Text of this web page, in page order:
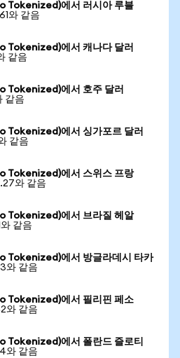
Tokenized)에서 러시아 루블
와 같음
에서 캐나다 달러
같음
에서 호주 달러
같음
에서 싱가포르 달러
같음
에서 스위스 프랑
와 같음
에서 브라질 헤알
와 같음
에서 방글라데시 타카
와 같음
에서 필리핀 페소
와 같음
에서 폴란드 즐로티
와 같음